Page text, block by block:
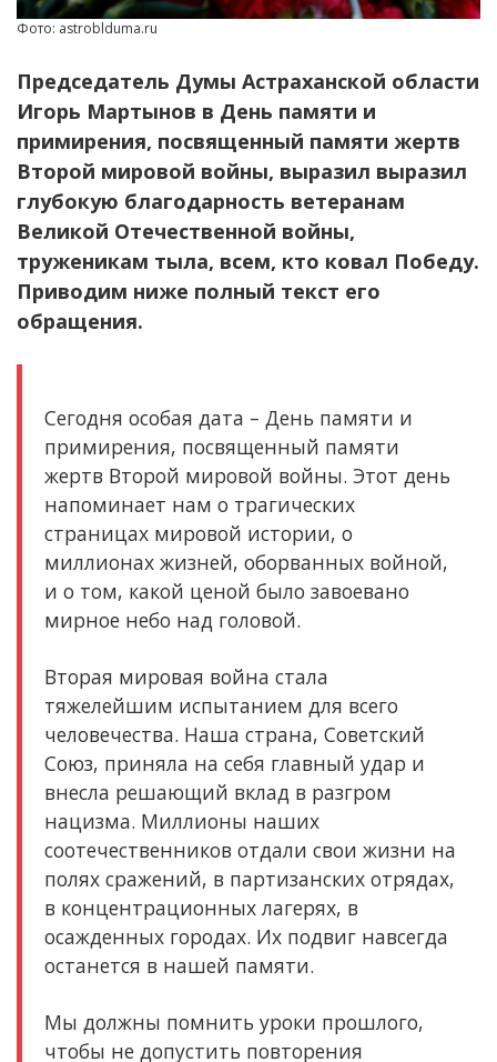
Фото: astroblduma.ru
Председатель Думы Астраханской области
Игорь Мартынов в День памяти и
примирения, посвященный памяти жертв
Второй мировой войны, выразил выразил
глубокую благодарность ветеранам
Великой Отечественной войны,
труженикам тыла, всем, кто ковал Победу.
Приводим ниже полный текст его
обращения.
Сегодня особая дата – День памяти и
примирения, посвященный памяти
жертв Второй мировой войны. Этот день
напоминает нам о трагических
страницах мировой истории, о
миллионах жизней, оборванных войной,
и о том, какой ценой было завоевано
мирное небо над головой.
Вторая мировая война стала
тяжелейшим испытанием для всего
человечества. Наша страна, Советский
Союз, приняла на себя главный удар и
внесла решающий вклад в разгром
нацизма. Миллионы наших
соотечественников отдали свои жизни на
полях сражений, в партизанских отрядах,
в концентрационных лагерях, в
осажденных городах. Их подвиг навсегда
останется в нашей памяти.
Мы должны помнить уроки прошлого,
чтобы не допустить повторения